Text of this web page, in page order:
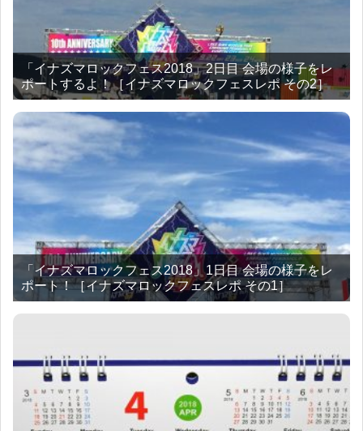
「イナズマロックフェス2018」2日目 会場の様子をレ
ポートするよ！［イナズマロックフェスレポ その2］
「イナズマロックフェス2018」1日目 会場の様子をレ
ポート！［イナズマロックフェスレポ その1］